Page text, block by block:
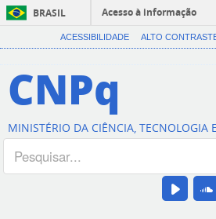
BRASIL
Acesso à informação
ACESSIBILIDADE ALTO
CNPq
MINISTÉRIO DA CIÊNCIA, TECNOLOGIA